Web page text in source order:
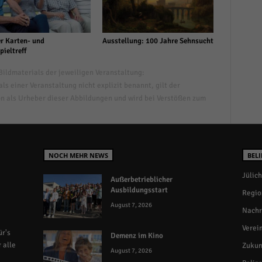
Karten- und
Ausstellung: 100 Jahre Sehnsucht
alle
NOCH MEHR NEWS
Außerbetrieblicher
Ausbildungsstart
August 7, 2026
Demenz im Kino
August 7, 2026
Jülich